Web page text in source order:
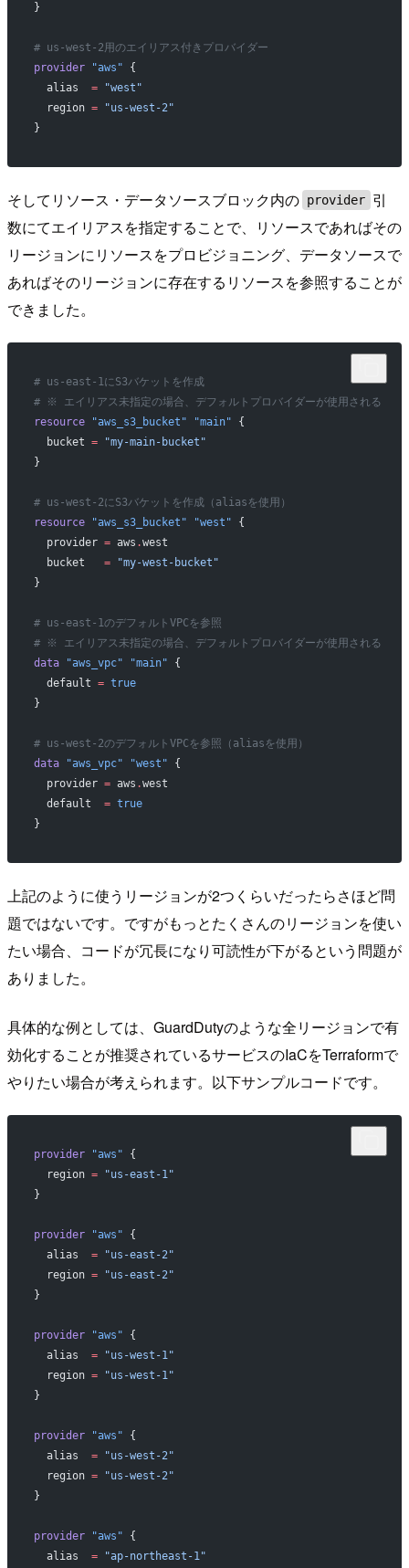
}
# us-west-2用のエイリアス付きプロバイダー
provider "aws" {
  alias
  =
"west"
  region
= "us-west-2"
}
そしてリソース・データソースブロック内の provider 引
数にてエイリアスを指定することで、リソースであればその
リージョンにリソースをプロビジョニング、データソースで
あればそのリージョンに存在するリソースを参照することが
できました。
# us-east-1にS3バケットを作成
# ※ エイリアス未指定の場合、デフォルトプロバイダーが使用される
resource "aws_s3_bucket" "main" {
  bucket
= "my-main-bucket"
}
# us-west-2にS3バケットを作成（aliasを使用）
resource "aws_s3_bucket" "west" {
  provider
= aws .west
  bucket
   =
"my-west-bucket"
}
# us-east-1のデフォルトVPCを参照
# ※ エイリアス未指定の場合、デフォルトプロバイダーが使用される
data "aws_vpc" "main" {
  default
= true
}
# us-west-2のデフォルトVPCを参照（aliasを使用）
data "aws_vpc" "west" {
  provider
= aws .west
  default
  =
true
}
上記のように使うリージョンが2つくらいだったらさほど問
題ではないです。ですがもっとたくさんのリージョンを使い
たい場合、コードが冗長になり可読性が下がるという問題が
ありました。
具体的な例としては、GuardDutyのような全リージョンで有
効化することが推奨されているサービスのIaCをTerraformで
やりたい場合が考えられます。以下サンプルコードです。
provider "aws" {
  region
= "us-east-1"
}
provider "aws" {
  alias
  =
"us-east-2"
  region
= "us-east-2"
}
provider "aws" {
  alias
  =
"us-west-1"
  region
= "us-west-1"
}
provider "aws" {
  alias
  =
"us-west-2"
  region
= "us-west-2"
}
provider "aws" {
  alias
  =
"ap-northeast-1"